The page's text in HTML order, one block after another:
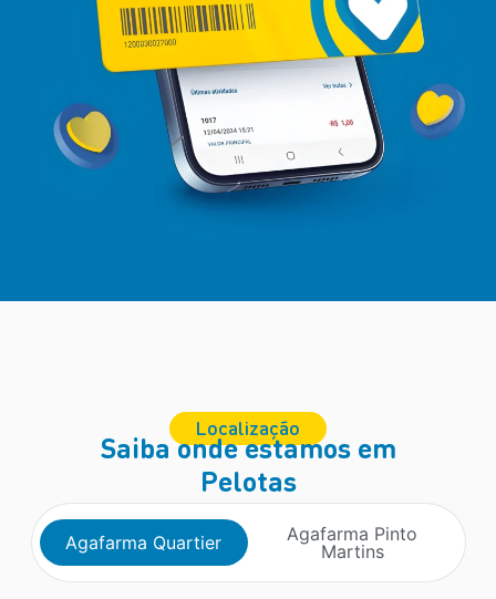
Localização
Saiba onde estamos em
Pelotas
Agafarma Quartier
Agafarma Pinto
Martins